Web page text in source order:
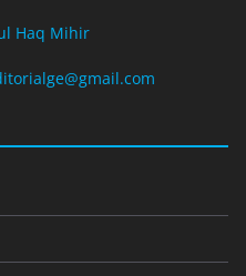
Haq Mihir